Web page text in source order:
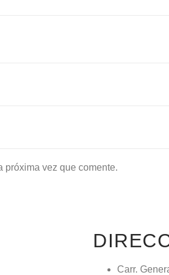
próxima vez que comente.
Carr.